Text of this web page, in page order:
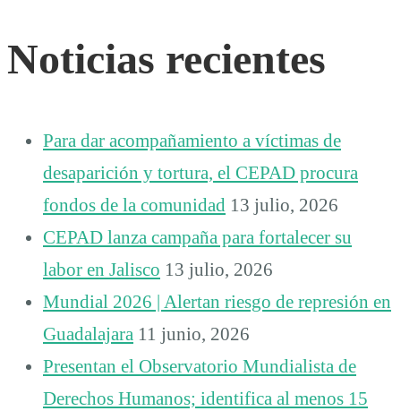
Noticias recientes
Para dar acompañamiento a víctimas de
desaparición y tortura, el CEPAD procura
fondos de la comunidad 13 julio, 2026
CEPAD lanza campaña para fortalecer su
labor en Jalisco 13 julio, 2026
Mundial 2026 | Alertan riesgo de represión en
Guadalajara 11 junio, 2026
Presentan el Observatorio Mundialista de
Derechos Humanos; identifica al menos 15